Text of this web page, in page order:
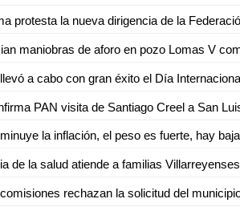
de la salud atiende a familias Villarreyenses